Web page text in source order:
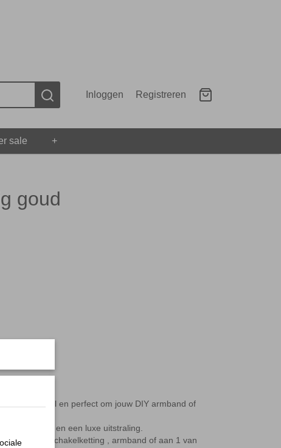
Inloggen Registreren
sale +
goud
eyecatcher.
steel en perfect om jouw DIY armband of
voor diepte en een luxe uitstraling.
aan een schakelketting , armband of aan 1 van